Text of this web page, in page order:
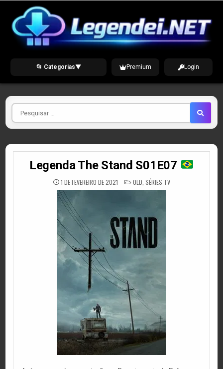
content
📂 Categorias▼ Premium Login
Pesquisar
por
Legenda The Stand S01E07
1 DE FEVEREIRO DE 2021 POSTED
IN
OLD SÉRIES TV